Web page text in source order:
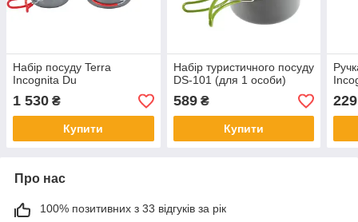
Набір посуду Terra
Incognita Du
1 530 ₴
Купити
Набір туристичного посуду
DS-101 (для 1 особи)
589₴
Купити
229
Про нас
100% позитивних з 33 відгуків за рік